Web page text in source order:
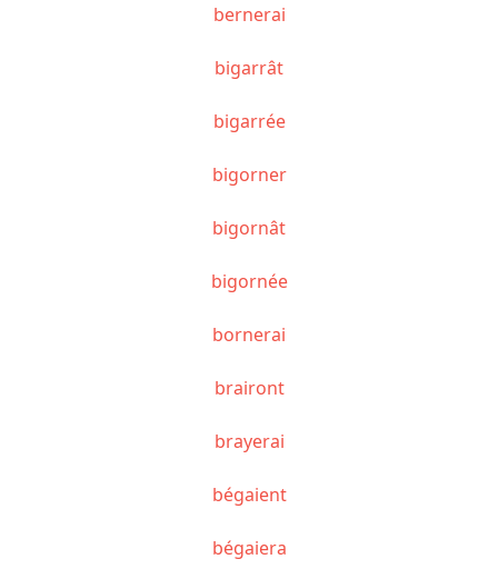
bernerai
bigarrât
bigarrée
bigorner
bigornât
bigornée
bornerai
brairont
brayerai
bégaient
bégaiera